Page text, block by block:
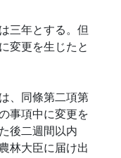
三年とする。但
変更を生じたと
、同條第二項第
事項中に変更を
後二週間以内
林大臣に届け出